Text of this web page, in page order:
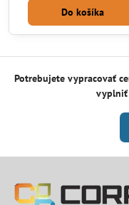
Do košíka
Potrebujete vypracovať
vyplniť